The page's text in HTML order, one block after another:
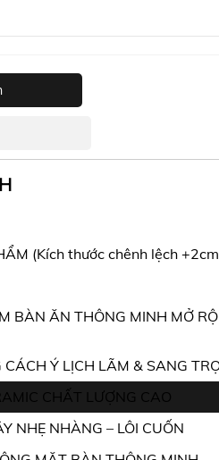
(Kích thước chênh lệch
BÀN ĂN THÔNG MINH MỞ
Ý LỊCH LÃM & SANG
CHẤT LƯỢNG CAO
NHẸ NHÀNG – LÔI CUỐN